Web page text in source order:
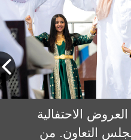
الاحتفالية
التعاون. من